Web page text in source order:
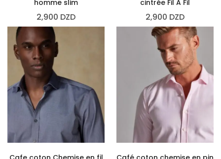
homme slim
2,900 DZD
cintrée Fil A Fil
2,900 DZD